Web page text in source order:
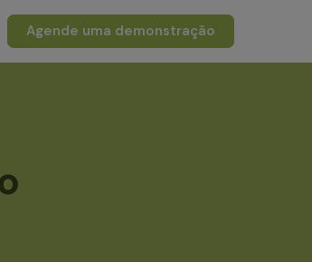
Agende uma demonstração